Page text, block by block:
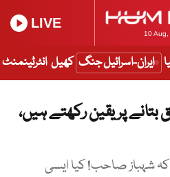
10
LIVE
ایران-اسرائیل جنگ کھیل انٹرٹینمنٹ
بتانے پر یقین رکھتے ہیں،
شہباز صاحب! کیا ایسی